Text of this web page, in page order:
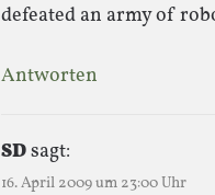
defeated an army of
Antworten
SDsagt:
16. April 2009 um 23:00 Uhr